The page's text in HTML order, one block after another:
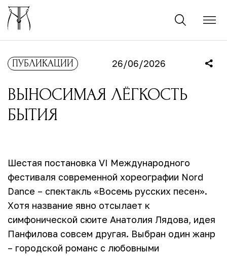
ПУБЛИКАЦИИ 26/06/2026
ВЫНОСИМАЯ ЛЁГКОСТЬ
БЫТИЯ
Шестая постановка VI Международного
фестиваля современной хореографии Nord
Dance – спектакль «Восемь русских песен».
Хотя название явно отсылает к
симфонической сюите Анатолия Лядова, идея
Панфилова совсем другая. Выбран один жанр
– городской романс с любовными